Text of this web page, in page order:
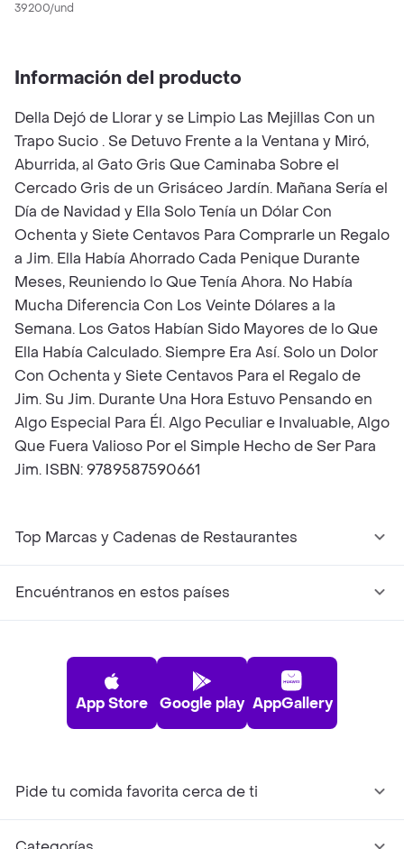
39200/und
Información del producto
Della Dejó de Llorar y se Limpio Las Mejillas Con un
Trapo Sucio . Se Detuvo Frente a la Ventana y Miró,
Aburrida, al Gato Gris Que Caminaba Sobre el
Cercado Gris de un Grisáceo Jardín. Mañana Sería el
Día de Navidad y Ella Solo Tenía un Dólar Con
Ochenta y Siete Centavos Para Comprarle un Regalo
a Jim. Ella Había Ahorrado Cada Penique Durante
Meses, Reuniendo lo Que Tenía Ahora. No Había
Mucha Diferencia Con Los Veinte Dólares a la
Semana. Los Gatos Habían Sido Mayores de lo Que
Ella Había Calculado. Siempre Era Así. Solo un Dolor
Con Ochenta y Siete Centavos Para el Regalo de
Jim. Su Jim. Durante Una Hora Estuvo Pensando en
Algo Especial Para Él. Algo Peculiar e Invaluable, Algo
Que Fuera Valioso Por el Simple Hecho de Ser Para
Jim. ISBN: 9789587590661
Top Marcas y Cadenas de Restaurantes
Encuéntranos en estos países
App Store Google play AppGallery
Pide tu comida favorita cerca de ti